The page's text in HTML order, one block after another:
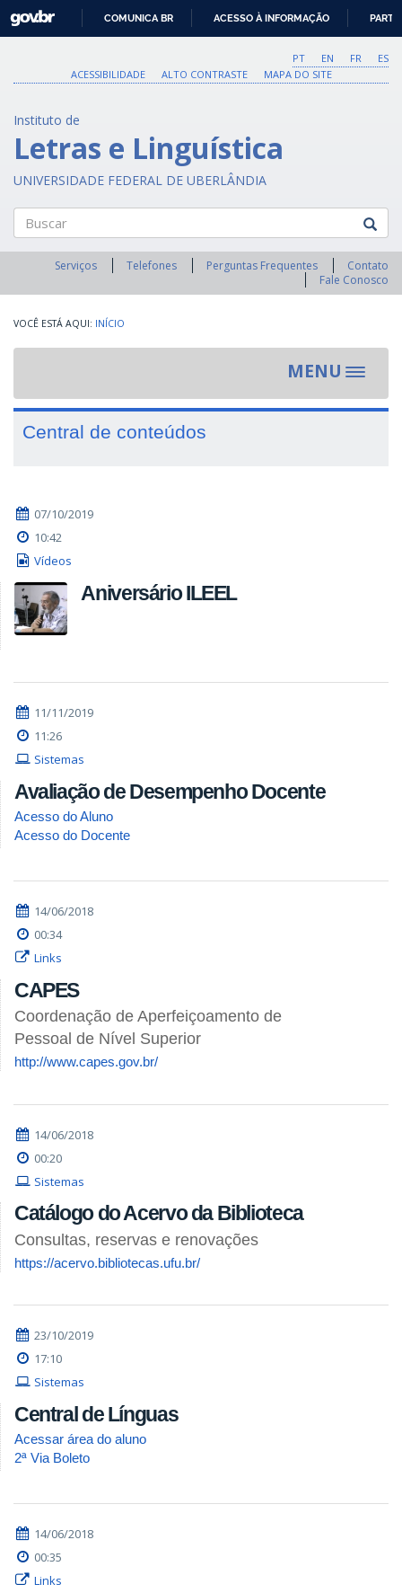
O
CONTEÚDO
GOVBR
COMUNICA BR ACESSO À INFORMAÇÃO
PT EN FR
ES
ACESSIBILIDADE
ALTO CONTRASTE MAPA DO SITE
Instituto de
Letras e Linguística
UNIVERSIDADE FEDERAL DE UBERLÂNDIA
Buscar
Serviços Telefones Perguntas Frequentes
Contato
Fale Conosco
INÍCIO
MENU
Toggle
Central de conteúdos
07/10/2019
10:42
Vídeos
Aniversário ILEEL
11/11/2019
11:26
Sistemas
Avaliação de Desempenho Docente
Acesso do Aluno
Acesso do Docente
14/06/2018
00:34
Links
CAPES
Coordenação de Aperfeiçoamento de
Pessoal de Nível Superior
http://www.capes.gov.br/
14/06/2018
00:20
Sistemas
Catálogo do Acervo da Biblioteca
Consultas, reservas e renovações
https://acervo.bibliotecas.ufu.br/
23/10/2019
17:10
Sistemas
Central de Línguas
Acessar área do aluno
2ª Via Boleto
14/06/2018
00:35
Links